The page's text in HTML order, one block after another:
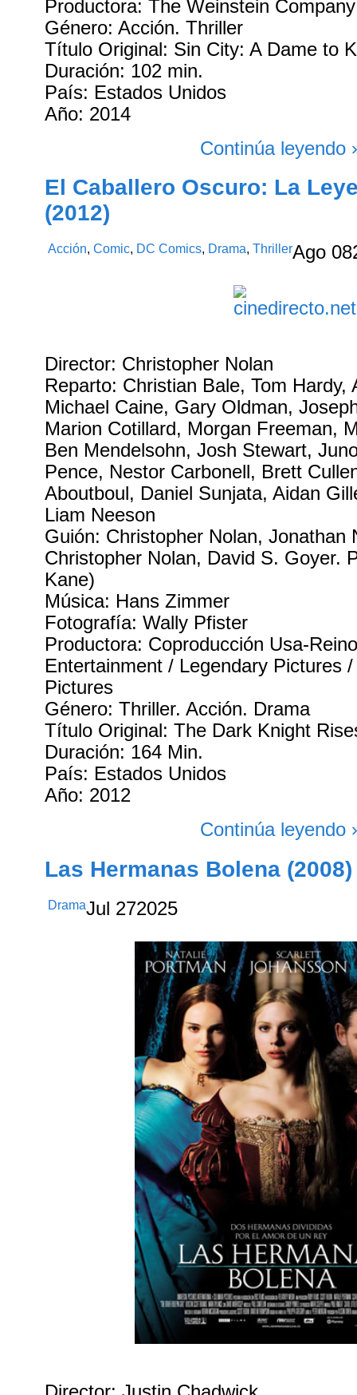
Productora: The Weinstein
Género: Acción. Thriller
Título Original: Sin City: A Dame to
Duración: 102 min.
País: Estados Unidos
Año: 2014
Continúa leyendo
El Caballero Oscuro: La
(2012)
Acción,Comic, DC Comics, Drama,ThrillerAgo 08
Director: Christopher Nolan
Reparto: Christian Bale, Tom Hardy,
Michael Caine, Gary Oldman,
Marion Cotillard, Morgan Freeman,
Ben Mendelsohn, Josh Stewart,
Pence, Nestor Carbonell, Brett
Aboutboul, Daniel Sunjata, Aidan
Liam Neeson
Guión: Christopher Nolan, Jonathan
Christopher Nolan, David S. Goyer.
Kane)
Música: Hans Zimmer
Fotografía: Wally Pfister
Productora: Coproducción Usa-
Entertainment / Legendary Pictures
Pictures
Género: Thriller. Acción. Drama
Título Original: The Dark Knight
Duración: 164 Min.
País: Estados Unidos
Año: 2012
Continúa leyendo
Las Hermanas Bolena (2008)
DramaJul 272025